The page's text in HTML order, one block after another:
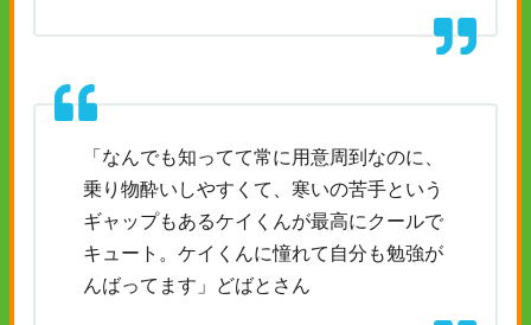
「なんでも知ってて常に用意周到なのに、
乗り物酔いしやすくて、寒いの苦手という
ギャップもあるケイくんが最高にクールで
キュート。ケイくんに憧れて自分も勉強が
んばってます」どばとさん